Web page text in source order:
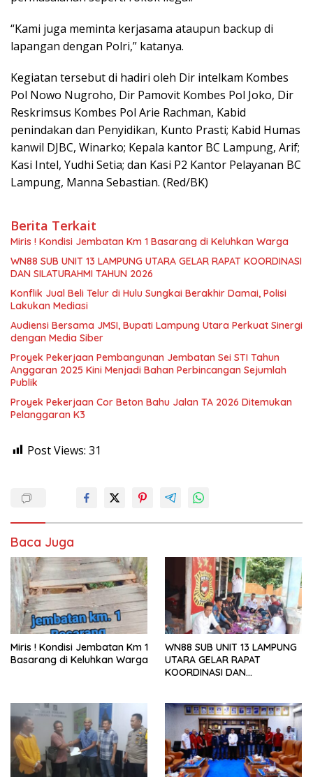
“Kami juga meminta kerjasama ataupun backup di
lapangan dengan Polri,” katanya.
Kegiatan tersebut di hadiri oleh Dir intelkam Kombes
Pol Nowo Nugroho, Dir Pamovit Kombes Pol Joko, Dir
Reskrimsus Kombes Pol Arie Rachman, Kabid
penindakan dan Penyidikan, Kunto Prasti; Kabid Humas
kanwil DJBC, Winarko; Kepala kantor BC Lampung, Arif;
Kasi Intel, Yudhi Setia; dan Kasi P2 Kantor Pelayanan BC
Lampung, Manna Sebastian. (Red/BK)
Berita Terkait
Miris ! Kondisi Jembatan Km 1 Basarang di Keluhkan Warga
WN88 SUB UNIT 13 LAMPUNG UTARA GELAR RAPAT KOORDINASI
DAN SILATURAHMI TAHUN 2026
Konflik Jual Beli Telur di Hulu Sungkai Berakhir Damai, Polisi
Lakukan Mediasi
Audiensi Bersama JMSI, Bupati Lampung Utara Perkuat Sinergi
dengan Media Siber
Proyek Pekerjaan Pembangunan Jembatan Sei STI Tahun
Anggaran 2025 Kini Menjadi Bahan Perbincangan Sejumlah
Publik
Proyek Pekerjaan Cor Beton Bahu Jalan TA 2026 Ditemukan
Pelanggaran K3
Post Views: 31
Baca Juga
Miris ! Kondisi Jembatan Km 1
Basarang di Keluhkan Warga
WN88 SUB UNIT 13 LAMPUNG
UTARA GELAR RAPAT
KOORDINASI DAN